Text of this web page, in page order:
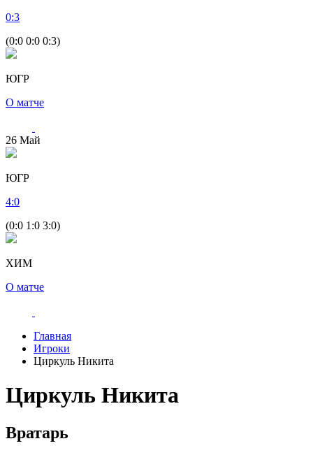
0:3
(0:0 0:0 0:3)
ЮГР
О матче
26 Май
ЮГР
4:0
(0:0 1:0 3:0)
ХИМ
О матче
Главная
Игроки
Циркуль Никита
Циркуль Никита
Вратарь